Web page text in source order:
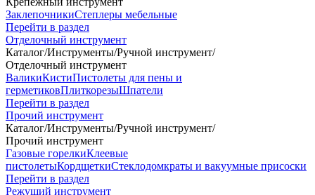
ЗаклепочникиСтеплеры мебельные
Перейти в раздел
Отделочный инструмент
Каталог/Инструменты/Ручной инструмент/
Отделочный инструмент
ВаликиКистиПистолеты для пены и
герметиковПлиткорезыШпатели
Перейти в раздел
Прочий инструмент
Каталог/Инструменты/Ручной инструмент/
Прочий инструмент
Газовые горелкиКлеевые
пистолетыКордщеткиСтеклодомкраты и вакуумные присоски
Перейти в раздел
Режущий инструмент